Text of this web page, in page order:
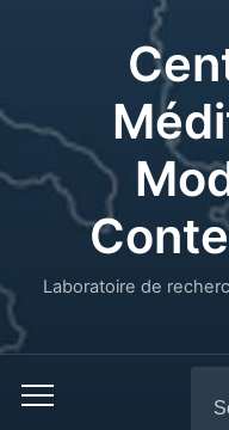
Laboratoire de
for: